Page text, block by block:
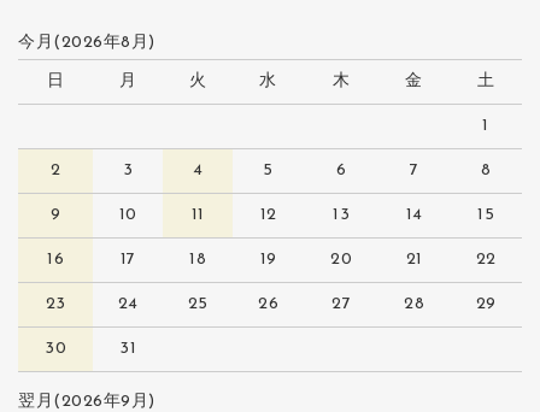
今月(2026年8月)
日 月 火 水 木 金 土
1
2 3 4 5 6 7 8
9 10 11 12 13 14 15
16 17 18 19 20 21 22
23 24 25 26 27 28 29
30 31
翌月(2026年9月)